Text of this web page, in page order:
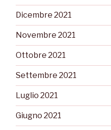
Dicembre 2021
Novembre 2021
Ottobre 2021
Settembre 2021
Luglio 2021
Giugno 2021